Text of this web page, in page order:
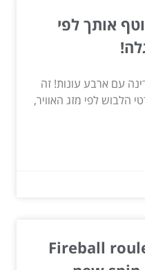
אותך לפי
במדינה עם ארבע עונות! זה
הלבוש לפי מזג האוויר,
Fireball